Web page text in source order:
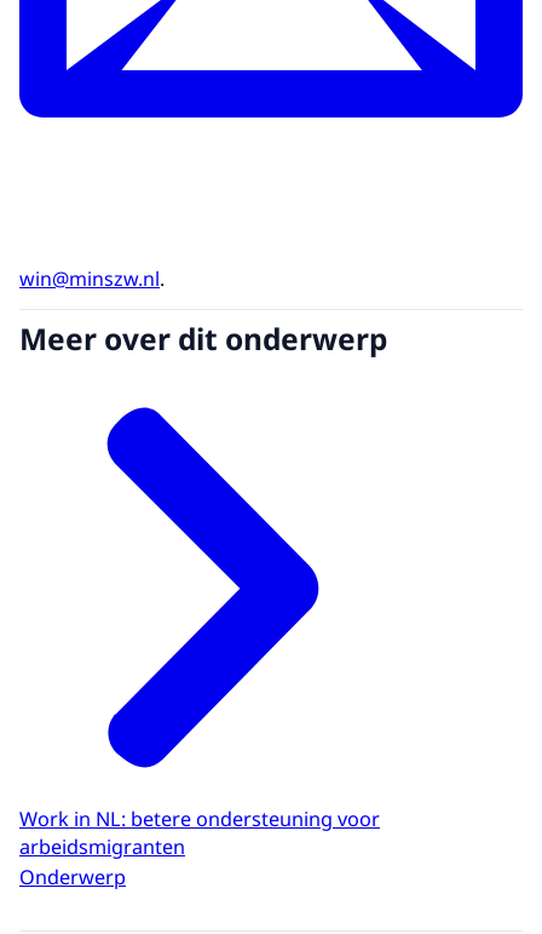
win@minszw.nl.
Meer over dit onderwerp
Work in NL: betere ondersteuning voor
arbeidsmigranten
Onderwerp